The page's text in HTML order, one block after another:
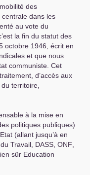
des
dans les
au vote du
la fin du statut des
octobre 1946, écrit en
et que nous
communiste. Cet
d’accès aux
territoire,
à la mise en
politiques publiques)
(allant jusqu’à en
Travail, DASS ONF
sûr Education